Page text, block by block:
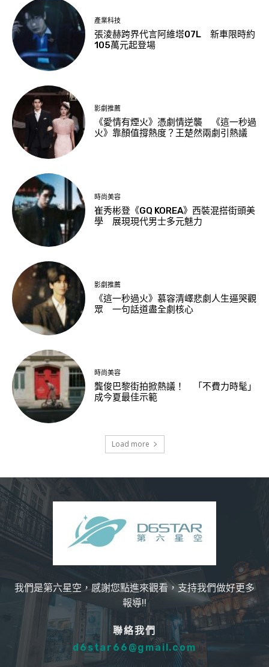
產業科技
張淩赫跨界代言阿維塔07L 新車限時約
105萬元起登場
影劇推薦
《愛情有煙火》憑劇情逆襲 《這一秒過
火》靠顏值撐熱度？王楚然兩劇引熱議
時尚美容
崔秀彬登《GQ KOREA》西裝混搭街頭美
學 展現現代男士多元魅力
影劇推薦
《這一秒過火》慕容清嶧悲劇人生逼哭觀
眾 一句話道盡全劇核心
時尚美容
龔俊巴黎街拍掀熱議！ 「不費力時髦」
成今夏最佳示範
Load more
我們是第六星空，感謝您點進來觀看，支持我們做好更多
報導!!
聯絡我們
d6star66@gmail.com